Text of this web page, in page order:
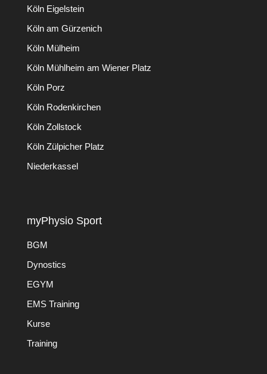
Köln Eigelstein
Köln am Gürzenich
Köln Mülheim
Köln Mühlheim am Wiener Platz
Köln Porz
Köln Rodenkirchen
Köln Zollstock
Köln Zülpicher Platz
Niederkassel
myPhysio Sport
BGM
Dynostics
EGYM
EMS Training
Kurse
Training